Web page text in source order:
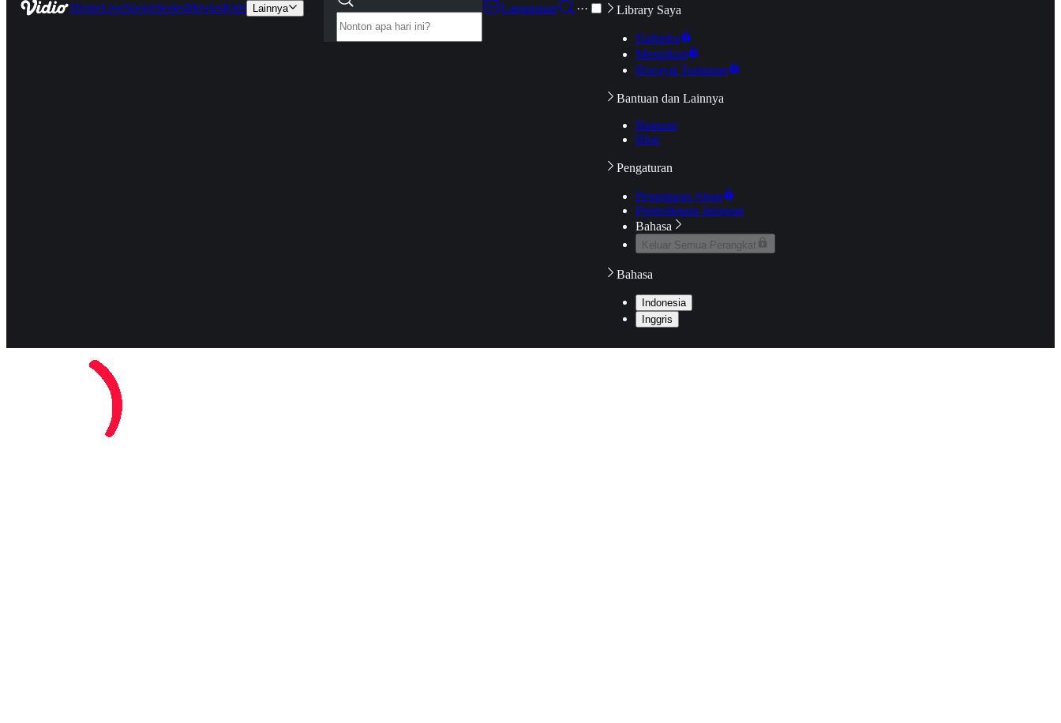
HomeLiveSportsSeriesMoviesKids Lainnya
Langganan
··· Library Saya
Daftarku
Mengikuti
Riwayat Tontonan
Bantuan dan Lainnya
Bantuan
Blog
Pengaturan
Pengaturan Akun
Pemeriksaan Jaringan
Bahasa
Keluar Semua Perangkat
Bahasa
Indonesia
Inggris